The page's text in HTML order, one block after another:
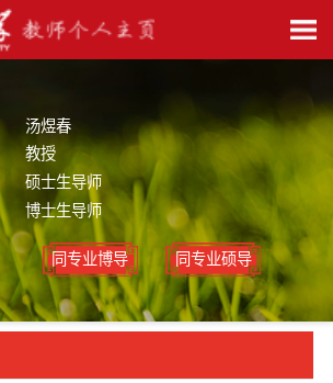
汤煜春
教授
硕士生导师
博士生导师
同专业博导 同专业硕导